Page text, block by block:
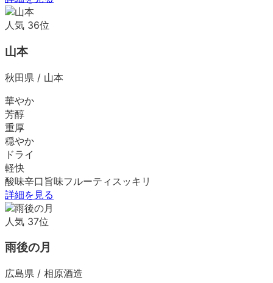
人気 36位
山本
秋田県 / 山本
華やか
芳醇
重厚
穏やか
ドライ
軽快
酸味辛口 旨味フルーティ スッキリ
詳細を見る
人気 37位
雨後の月
広島県 / 相原酒造